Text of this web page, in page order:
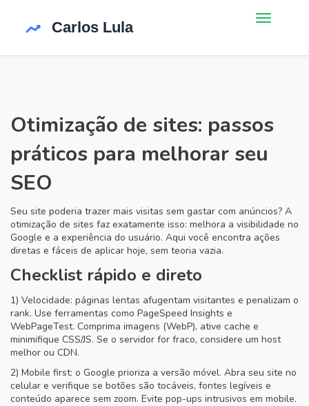
Otimização de sites: passos
práticos para melhorar seu
SEO
Seu site poderia trazer mais visitas sem gastar com anúncios? A
otimização de sites faz exatamente isso: melhora a visibilidade no
Google e a experiência do usuário. Aqui você encontra ações
diretas e fáceis de aplicar hoje, sem teoria vazia.
Checklist rápido e direto
1) Velocidade: páginas lentas afugentam visitantes e penalizam o
rank. Use ferramentas como PageSpeed Insights e
WebPageTest. Comprima imagens (WebP), ative cache e
minimifique CSS/JS. Se o servidor for fraco, considere um host
melhor ou CDN.
2) Mobile first: o Google prioriza a versão móvel. Abra seu site no
celular e verifique se botões são tocáveis, fontes legíveis e
conteúdo aparece sem zoom. Evite pop-ups intrusivos em mobile.